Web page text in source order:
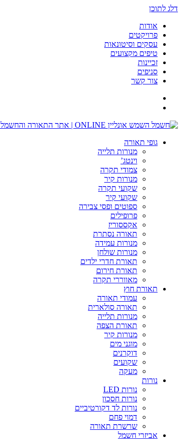
דלג לתוכן
אודות
פרויקטים
עסקים וסיטונאות
טיפים מקצועים
זכיינות
סניפים
צור קשר
גופי תאורה
מנורות תלייה
וינטג’
צמודי תקרה
מנורות קיר
שקועי תקרה
שקועי קיר
ספוטים ופסי צבירה
פרופילים
אקססוריז
תאורה נסתרת
מנורות עמידה
מנורות שולחן
תאורת חדרי ילדים
תאורת חירום
מאווררי תקרה
תאורת חוץ
עמודי תאורה
תאורה סולארית
מנורות תלייה
תאורת הצפה
מנורות קיר
מוגני מים
דוקרנים
שקועים
מעקה
נורות
נורות LED
נורות חסכון
נורות לד דקורטיביים
דמוי פחם
שרשרת תאורה
אביזרי חשמל